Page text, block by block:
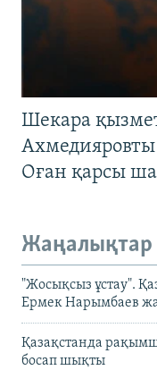
Шекара
Оған қарсы
Жаңалықтар
"Жосықсыз ұстау".
Ермек Нарымбаев
Қазақстанда
босап шықты